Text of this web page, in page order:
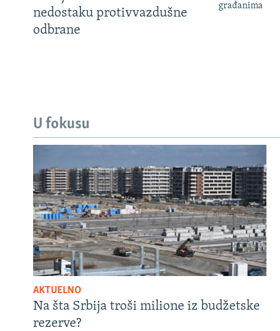
nedostaku protivvazdušne
odbrane
građanima
U fokusu
AKTUELNO
Na šta Srbija troši milione iz budžetske
rezerve?